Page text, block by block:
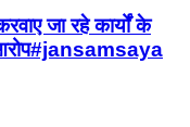
जा रहे कार्यों के
आरोप#jansamsaya